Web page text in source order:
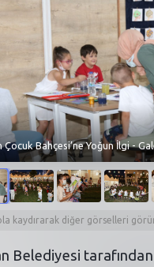
Çocuk Bahçesi’ne Yoğun İlgi -
kaydırarak diğer görselleri
Belediyesi
E NÖBETÇI
SABSIS - AFET
TRAFIKPARK
KÜREK
PARKLAR
PAZAR YERLERI
ATIK YÖNETIM